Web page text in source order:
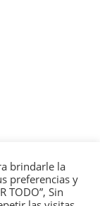
brindarle la
preferencias y
TODO”, Sin